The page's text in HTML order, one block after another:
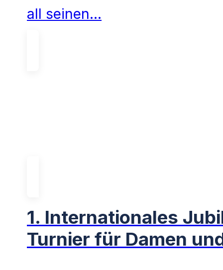
all seinen…
1. Internationales
Turnier für Damen